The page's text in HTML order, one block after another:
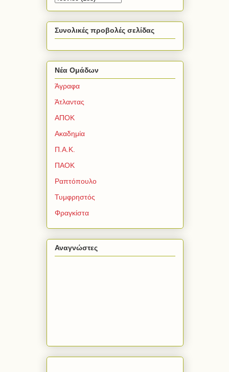
Συνολικές προβολές σελίδας
Νέα Ομάδων
Άγραφα
Άτλαντας
ΑΠΟΚ
Ακαδημία
Π.Α.Κ.
ΠΑΟΚ
Ραπτόπουλο
Τυμφρηστός
Φραγκίστα
Αναγνώστες